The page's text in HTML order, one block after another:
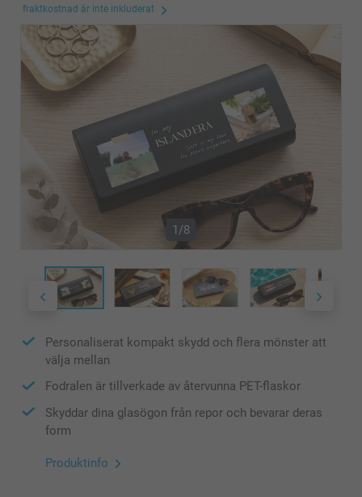
fraktkostnad är inte inkluderat
1/8
Personaliserat kompakt skydd och flera mönster att
välja mellan
Fodralen är tillverkade av återvunna PET-flaskor
Skyddar dina glasögon från repor och bevarar deras
form
Produktinfo